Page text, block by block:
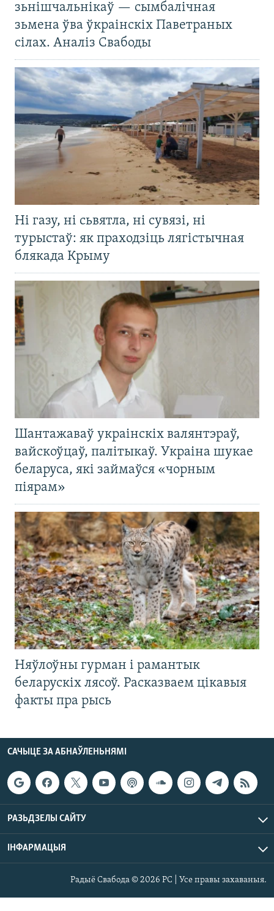
зьнішчальнікаў — сымбалічная
зьмена ўва ўкраінскіх Паветраных
сілах. Аналіз Свабоды
Ні газу, ні сьвятла, ні сувязі, ні
турыстаў: як праходзіць лягістычная
блякада Крыму
Шантажаваў украінскіх валянтэраў,
вайскоўцаў, палітыкаў. Украіна шукае
беларуса, які займаўся «чорным
піярам»
Няўлоўны гурман і рамантык
беларускіх лясоў. Расказваем цікавыя
факты пра рысь
САЧЫЦЕ ЗА АБНАЎЛЕНЬНЯМІ
РАЗЬДЗЕЛЫ САЙТУ
ІНФАРМАЦЫЯ
Радыё Свабода © 2026 РС | Усе правы захаваныя.